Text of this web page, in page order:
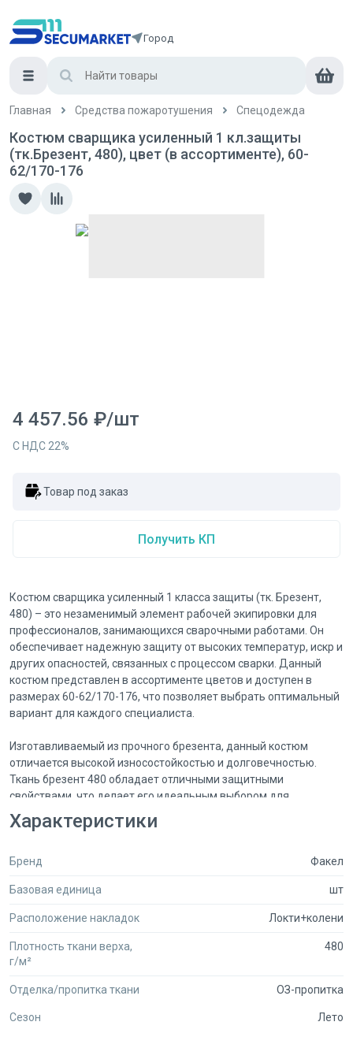
Город
Главная Средства пожаротушения Спецодежда
Костюм сварщика усиленный 1 кл.защиты
(тк.Брезент, 480), цвет (в ассортименте), 60-
62/170-176
4 457.56 ₽/шт
С НДС 22%
Товар под заказ
Получить КП
Костюм сварщика усиленный 1 класса защиты (тк. Брезент,
480) – это незаменимый элемент рабочей экипировки для
профессионалов, занимающихся сварочными работами. Он
обеспечивает надежную защиту от высоких температур, искр и
других опасностей, связанных с процессом сварки. Данный
костюм представлен в ассортименте цветов и доступен в
размерах 60-62/170-176, что позволяет выбрать оптимальный
вариант для каждого специалиста.
Изготавливаемый из прочного брезента, данный костюм
отличается высокой износостойкостью и долговечностью.
Ткань брезент 480 обладает отличными защитными
свойствами, что делает его идеальным выбором для
сварщиков, работающих в сложных условиях. Костюм
обеспечивает комфорт и свободу движений, что особенно
также полные характеристики, описание и фотографии товара.
Мы гарантируем высокое качество продукции, так как
работаем только с проверенными производителями,
предоставляющими сертификаты соответствия. Это
подтверждает надежность и безопасность использования
Приобретая костюм сварщика усиленный 1 класса защиты, вы
Характеристики
Бренд Факел
Базовая единица шт
Расположение накладок Локти+колени
Плотность ткани верха,
г/м²
480
Отделка/пропитка ткани ОЗ-пропитка
Сезон Лето